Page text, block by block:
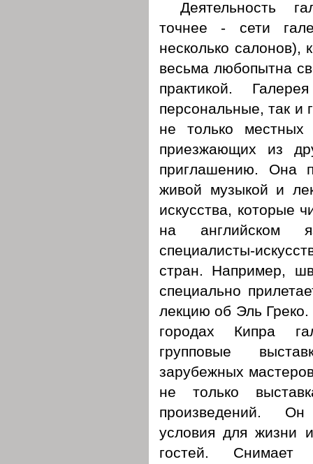
Деятельность
точнее - сети
несколько салонов),
весьма любопытна
практикой.
персональные, так и
не только
приезжающих из
приглашению. Она
живой музыкой и
искусства, которые
на английском
специалисты-
стран. Например,
специально
лекцию об Эль
городах Кипра
групповые
зарубежных
не только
произведений.
условия для жизни
гостей. Снимает